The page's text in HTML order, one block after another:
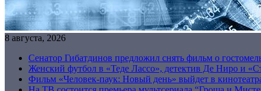
8 августа, 2026
Сенатор Гибатдинов предложил снять фильм о
Женский футбол в «Теде Лассо», детектив Де Ниро и
Фильм «Человек-паук: Новый день» выйдет в